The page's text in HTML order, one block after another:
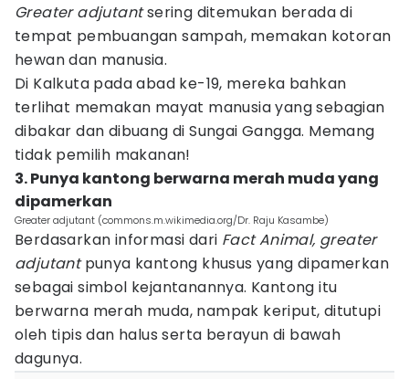
Greater adjutantsering ditemukan berada di
tempat pembuangan sampah, memakan kotoran
hewan dan manusia.
Di Kalkuta pada abad ke-19, mereka bahkan
terlihat memakan mayat manusia yang sebagian
dibakar dan dibuang di Sungai Gangga. Memang
tidak pemilih makanan!
3. Punya kantong berwarna merah muda yang
dipamerkan
Greater adjutant (commons.m.wikimedia.org/Dr. Raju Kasambe)
Berdasarkan informasi dari Fact Animal, greater
adjutantpunya kantong khusus yang dipamerkan
sebagai simbol kejantanannya. Kantong itu
berwarna merah muda, nampak keriput, ditutupi
oleh tipis dan halus serta berayun di bawah
dagunya.